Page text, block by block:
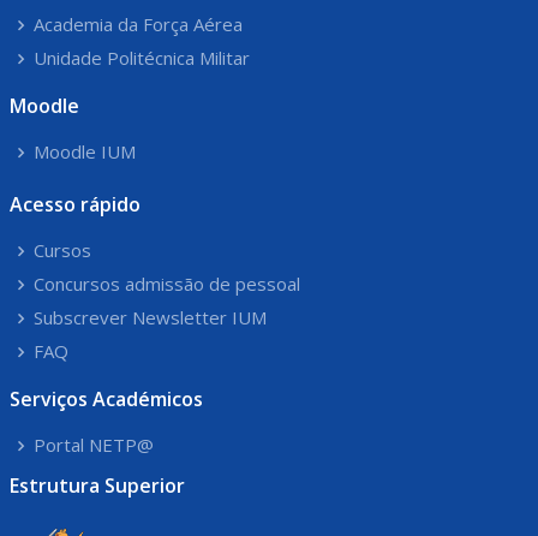
Academia da Força Aérea
Unidade Politécnica Militar
Moodle
Moodle IUM
Acesso rápido
Cursos
Concursos admissão de pessoal
Subscrever Newsletter IUM
FAQ
Serviços Académicos
Portal NETP@
Estrutura Superior